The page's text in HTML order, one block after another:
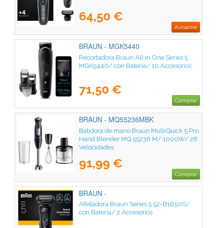
64,50 €
Avísame
BRAUN - MGK5440
Recortadora Braun All in One Series 5
MGK5440/ con Batería/ 10 Accesorios
71,50 €
Comprar
BRAUN - MQ55236MBK
Batidora de mano Braun MultiQuick 5 Pro
Hand Blender MQ 55236 M/ 1000W/ 26
Velocidades
91,99 €
Comprar
BRAUN -
Afeitadora Braun Series 5 52-B1650S/
con Batería/ 2 Accesorios